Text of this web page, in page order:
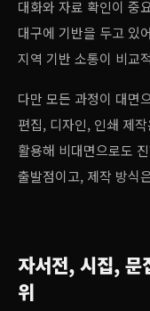
대화와 자료 확인이 중
대구에 기반을 두고 있
지역 기반 소통이 비교
다만 모든 과정이 대면
편집, 디자인, 인쇄 제
활용해 비대면으로도
출발점이고, 제작 방식
자서전, 시집, 문
위